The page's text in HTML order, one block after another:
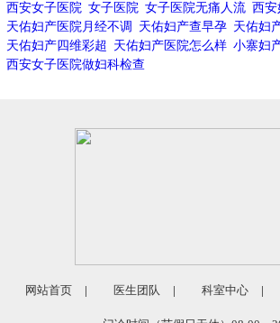
西安女子医院 女子医院 女子医院无痛人流 西安
天佑妇产医院月经不调
天佑妇产查早孕 天佑妇
天佑妇产四维彩超 天佑妇产医院怎么样 小寨妇
西安女子医院做妇科检查
网站首页 | 医生团队 | 科室中心 |